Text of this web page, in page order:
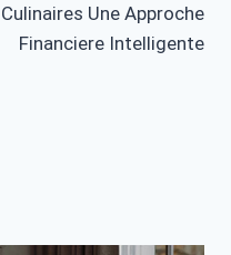
Culinaires Une Approche
Financiere Intelligente